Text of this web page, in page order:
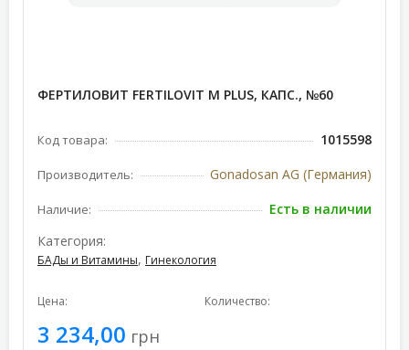
ФЕРТИЛОВИТ FERTILOVIT M PLUS, КАПС., №60
Код товара: 1015598
Производитель: Gonadosan AG (Германия)
Наличие:
Есть в наличии
Категория:
БАДы и Витамины, Гинекология
Цена:
3 234,00 грн
Количество: